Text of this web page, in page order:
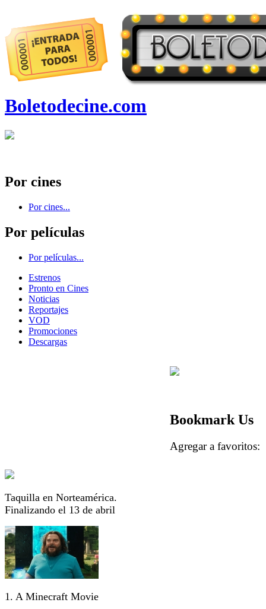
Boletodecine.com
Por cines
Por cines...
Por películas
Por películas...
Estrenos
Pronto en Cines
Noticias
Reportajes
VOD
Promociones
Descargas
Taquilla en Norteamérica.
Finalizando el 13 de abril
1. A Minecraft Movie
Bookmark Us
Agregar a